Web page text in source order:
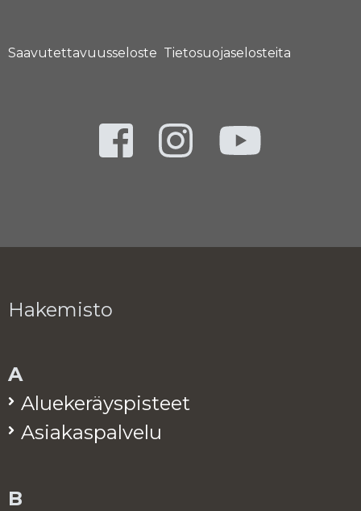
Saavutettavuusseloste Tietosuojaselosteita
Hakemisto
A
Alue­ke­räys­pis­teet
Asia­kas­pal­ve­lu
B